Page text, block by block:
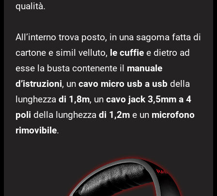
qualità.
All’interno trova posto, in una sagoma fatta di
cartone e simil velluto, le cuffie e dietro ad
esse la busta contenente il manuale
d’istruzioni, un cavo micro usb a usb della
lunghezza di 1,8m, un cavo jack 3,5mm a 4
poli della lunghezza di 1,2m e un microfono
rimovibile.